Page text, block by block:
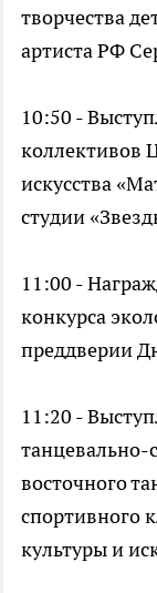
творчества
артиста РФ
10:50 -
коллективов
искусства
студии
11:00 -
конкурса
преддверии
11:20 -
танцевально-
восточного
спортивного
культуры и